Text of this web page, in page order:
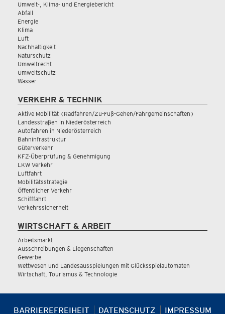
Umwelt-, Klima- und Energiebericht
Abfall
Energie
Klima
Luft
Nachhaltigkeit
Naturschutz
Umweltrecht
Umweltschutz
Wasser
VERKEHR & TECHNIK
Aktive Mobilität (Radfahren/Zu-Fuß-Gehen/Fahrgemeinschaften)
Landesstraßen in Niederösterreich
Autofahren in Niederösterreich
Bahninfrastruktur
Güterverkehr
KFZ-Überprüfung & Genehmigung
LKW Verkehr
Luftfahrt
Mobilitätsstrategie
Öffentlicher Verkehr
Schifffahrt
Verkehrssicherheit
WIRTSCHAFT & ARBEIT
Arbeitsmarkt
Ausschreibungen & Liegenschaften
Gewerbe
Wettwesen und Landesausspielungen mit Glücksspielautomaten
Wirtschaft, Tourismus & Technologie
BARRIEREFREIHEIT DATENSCHUTZ IMPRESSUM